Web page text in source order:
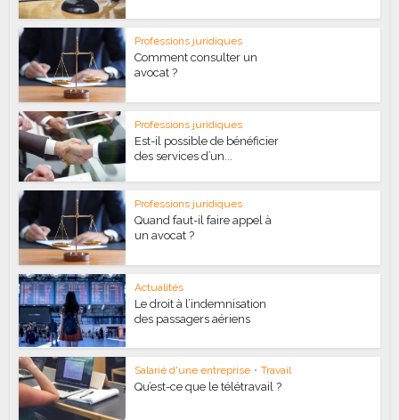
Professions juridiques
Comment consulter un
avocat ?
Professions juridiques
Est-il possible de bénéficier
des services d’un...
Professions juridiques
Quand faut-il faire appel à
un avocat ?
Actualités
Le droit à l’indemnisation
des passagers aériens
Salarié d'une entreprise • Travail
Qu’est-ce que le télétravail ?